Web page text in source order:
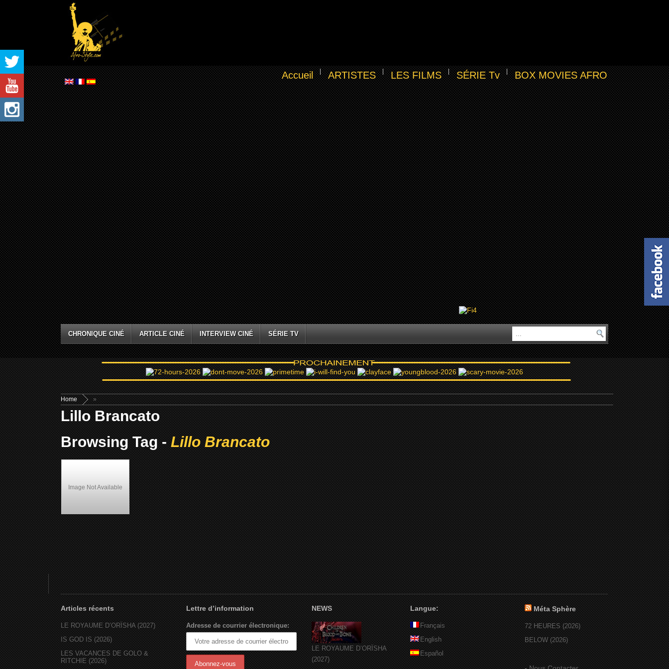
Accueil ARTISTES LES FILMS SÉRIE Tv BOX MOVIES AFRO
CHRONIQUE CINÉ ARTICLE CINÉ INTERVIEW CINÉ SÉRIE TV
Home »
Lillo Brancato
Browsing Tag -Lillo Brancato
Image Not Available
Il était une fois le Bronx
(1994)
Articles récents
LE ROYAUME D’ORÏSHA (2027)
IS GOD IS (2026)
LES VACANCES DE GOLO &
RITCHIE (2026)
Lettre d’information
Adresse de courrier électronique:
NEWS
LE ROYAUME D’ORÏSHA
(2027)
Langue:
Français
English
Español
Méta Sphère
72 HEURES (2026)
BELOW (2026)